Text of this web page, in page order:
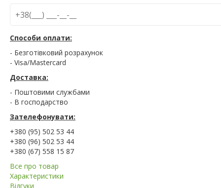
Способи оплати:
- Безготівковий розрахунок
- Visa/Mastercard
Доставка:
- Поштовими службами
- В господарство
Зателефонувати:
+380 (95) 502 53 44
+380 (96) 502 53 44
+380 (67) 558 15 87
Все про товар
Характеристики
Відгуки